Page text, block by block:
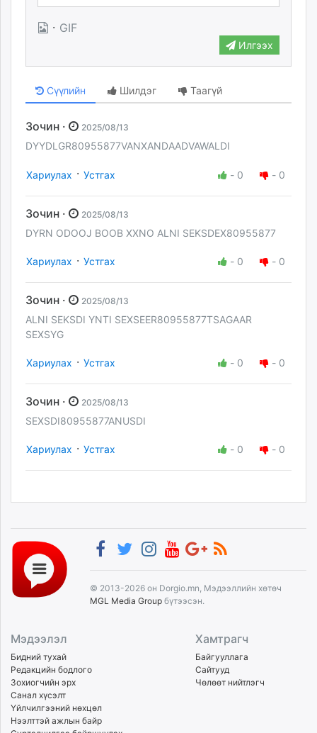
· GIF
Илгээх
Сүүлийн Шилдэг Таагүй
Зочин · 2025/08/13
DYYDLGR80955877VANXANDAADVAWALDI
Хариулах · Устгах - 0 - 0
Зочин · 2025/08/13
DYRN ODOOJ BOOB XXNO ALNI SEKSDEX80955877
Хариулах · Устгах - 0 - 0
Зочин · 2025/08/13
ALNI SEKSDI YNTI SEXSEER80955877TSAGAAR
SEXSYG
Хариулах · Устгах - 0 - 0
Зочин · 2025/08/13
SEXSDI80955877ANUSDI
Хариулах · Устгах - 0 - 0
© 2013-2026 он Dorgio.mn, Мэдээллийн хөтөч
MGL Media Group бүтээсэн.
Мэдээлэл
Бидний тухай
Редакцийн бодлого
Зохиогчийн эрх
Санал хүсэлт
Үйлчилгээний нөхцөл
Нээлттэй ажлын байр
Хамтрагч
Байгууллага
Сайтууд
Чөлөөт нийтлэгч